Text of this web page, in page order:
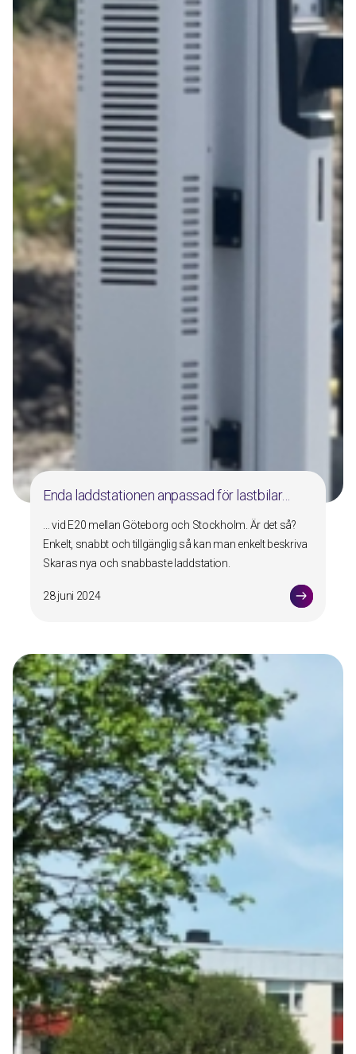
Enda laddstationen anpassad för lastbilar…
… vid E20 mellan Göteborg och Stockholm. Är det så?
Enkelt, snabbt och tillgänglig så kan man enkelt beskriva
Skaras nya och snabbaste laddstation.
28 juni 2024